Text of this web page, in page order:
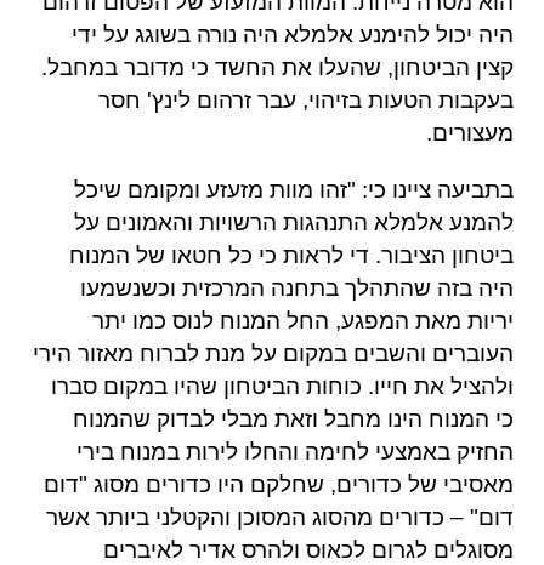
היה יכול להימנע אלמלא היה נורה בשוגג על ידי
קצין הביטחון, שהעלו את החשד כי מדובר במחבל.
בעקבות הטעות בזיהוי, עבר זרהום לינץ' חסר
מעצורים.
בתביעה ציינו כי: "זהו מוות מזעזע ומקומם שיכל
להמנע אלמלא התנהגות הרשויות והאמונים על
ביטחון הציבור. די לראות כי כל חטאו של המנוח
היה בזה שהתהלך בתחנה המרכזית וכשנשמעו
יריות מאת המפגע, החל המנוח לנוס כמו יתר
העוברים והשבים במקום על מנת לברוח מאזור הירי
ולהציל את חייו. כוחות הביטחון שהיו במקום סברו
כי המנוח הינו מחבל וזאת מבלי לבדוק שהמנוח
החזיק באמצעי לחימה והחלו לירות במנוח בירי
מאסיבי של כדורים, שחלקם היו כדורים מסוג "דום
דום" – כדורים מהסוג המסוכן והקטלני ביותר אשר
מסוגלים לגרום לכאוס ולהרס אדיר לאיברים